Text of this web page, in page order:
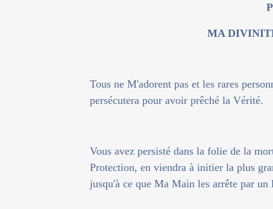
MA
Tous ne M'adorent pas et les rares
persécutera pour avoir prêché la Vérité.
Vous avez persisté dans la folie de la
Protection, en viendra à initier la plus
jusqu'à ce que Ma Main les arrête par un